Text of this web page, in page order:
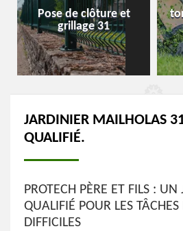
Pose de clôture et
grillage 31
JARDINIER MAILHOLAS
QUALIFIÉ.
PROTECH PÈRE ET FILS : UN
QUALIFIÉ POUR LES TÂCHES
DIFFICILES